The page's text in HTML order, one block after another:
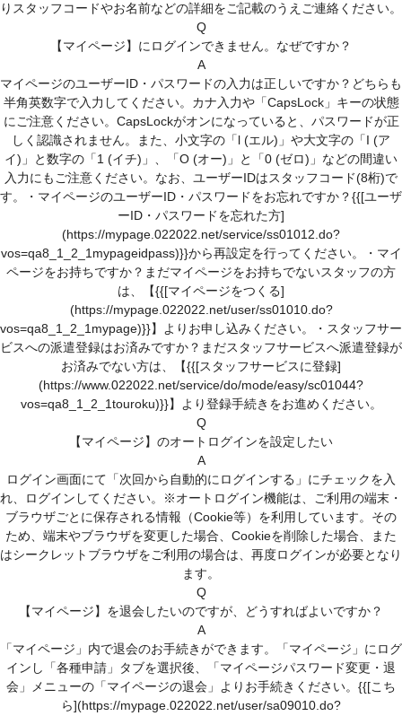
ユーザーID・パスワードを忘れた方へ
登録スタッフ限定！マイページとは？
お役立ち情報
お友達紹介キャンペーン
わたしらしく働くヒントが見つかるコラム
スタッフサービスについて
スタッフサービスの安心サポート
(有給休暇、定期健診、保険)
スキルアップサポート
各種相談窓口
(キャリア、メンタル、お仕事中、ハラスメントの悩み)
人材派遣のしくみ
人材派遣のメリット
りスタッフコードやお名前などの詳細をご記載のうえご連絡ください。
Q
【マイページ】にログインできません。なぜですか？
A
マイページのユーザーID・パスワードの入力は正しいですか？どちらも
半角英数字で入力してください。カナ入力や「CapsLock」キーの状態
にご注意ください。CapsLockがオンになっていると、パスワードが正
しく認識されません。また、小文字の「l (エル)」や大文字の「I (ア
イ)」と数字の「1 (イチ)」、「O (オー)」と「0 (ゼロ)」などの間違い
入力にもご注意ください。なお、ユーザーIDはスタッフコード(8桁)で
す。・マイページのユーザーID・パスワードをお忘れですか？{{[ユーザ
ーID・パスワードを忘れた方]
(https://mypage.022022.net/service/ss01012.do?
vos=qa8_1_2_1mypageidpass)}}から再設定を行ってください。・マイ
ページをお持ちですか？まだマイページをお持ちでないスタッフの方
は、【{{[マイページをつくる]
(https://mypage.022022.net/user/ss01010.do?
vos=qa8_1_2_1mypage)}}】よりお申し込みください。・スタッフサー
ビスへの派遣登録はお済みですか？まだスタッフサービスへ派遣登録が
お済みでない方は、【{{[スタッフサービスに登録]
(https://www.022022.net/service/do/mode/easy/sc01044?
vos=qa8_1_2_1touroku)}}】より登録手続きをお進めください。
Q
【マイページ】のオートログインを設定したい
A
ログイン画面にて「次回から自動的にログインする」にチェックを入
れ、ログインしてください。※オートログイン機能は、ご利用の端末・
ブラウザごとに保存される情報（Cookie等）を利用しています。その
ため、端末やブラウザを変更した場合、Cookieを削除した場合、また
はシークレットブラウザをご利用の場合は、再度ログインが必要となり
ます。
Q
【マイページ】を退会したいのですが、どうすればよいですか？
A
「マイページ」内で退会のお手続きができます。「マイページ」にログ
インし「各種申請」タブを選択後、「マイページパスワード変更・退
会」メニューの「マイページの退会」よりお手続きください。{{[こち
ら](https://mypage.022022.net/user/sa09010.do?